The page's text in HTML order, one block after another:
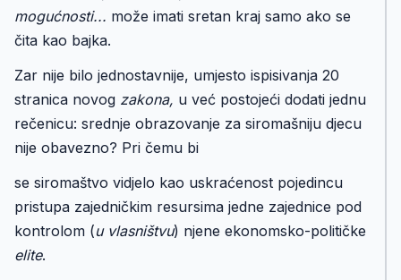
mogućnosti... može imati sretan kraj samo ako se
čita kao bajka.
Zar nije bilo jednostavnije, umjesto ispisivanja 20
stranica novog zakona, u već postojeći dodati jednu
rečenicu: srednje obrazovanje za siromašniju djecu
nije obavezno? Pri čemu bi
se siromaštvo vidjelo kao uskraćenost pojedincu
pristupa zajedničkim resursima jedne zajednice pod
kontrolom (u vlasništvu) njene ekonomsko-političke
elite.